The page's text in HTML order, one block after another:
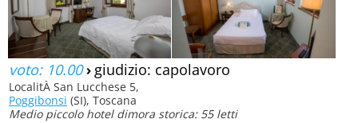
voto: 10.00› giudizio: capolavoro
LocalitÀ San Lucchese 5,
Poggibonsi (SI), Toscana
Medio piccolo hotel dimora storica: 55 letti